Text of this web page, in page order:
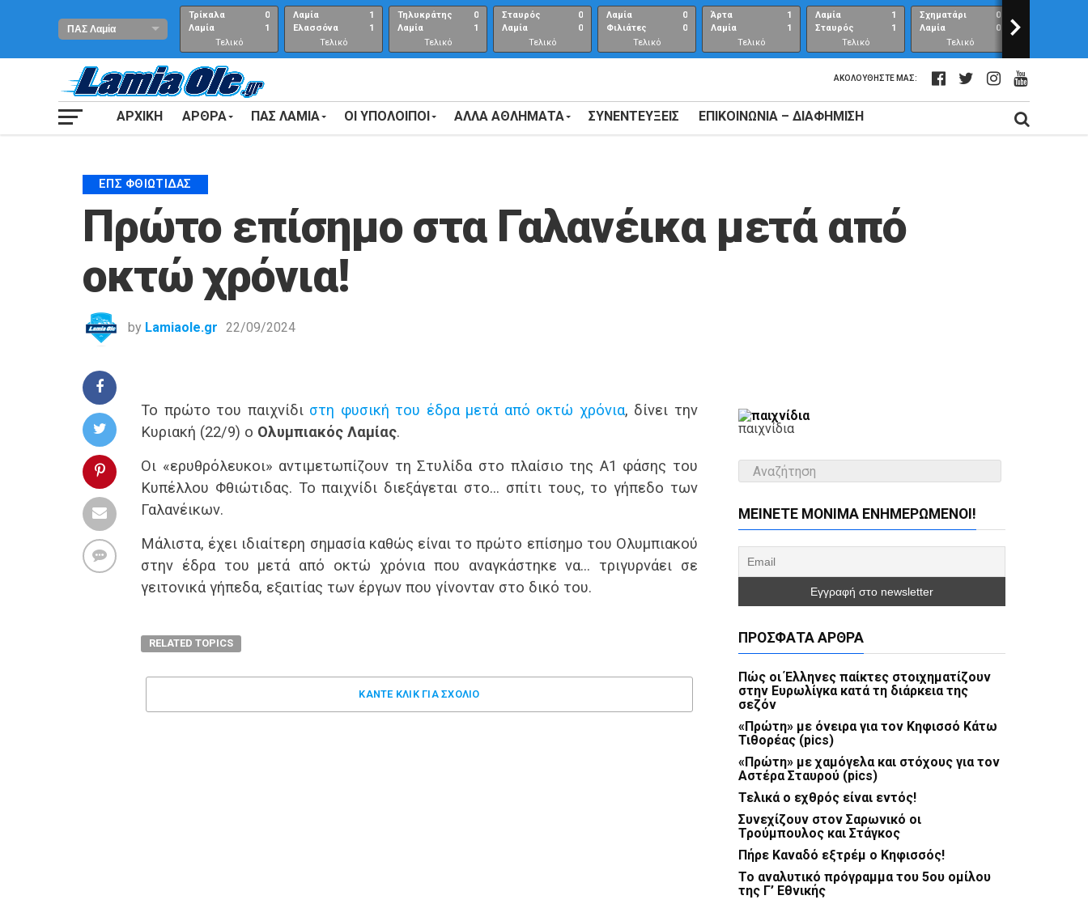
Τρίκαλα
Λαμία
0
1
Τελικό
αποτέλεσμα
Λαμία
Ελασσόνα
1
1
Τελικό
Αποτέλεσμα
Τηλυκράτης
Λαμία
0
1
Τελικό
αποτέλεσμα
Σταυρός
Λαμία
0
0
Τελικό
αποτέλεσμα
Λαμία
Φιλιάτες
0
0
Τελικό
Αποτέλεσμα
Άρτα
Λαμία
1
1
Τελικό
αποτέλεσμα
Λαμία
Σταυρός
1
1
Τελικό
αποτέλεσμα
Σχηματάρι
Λαμία
0
0
Τελικό
αποτέλεσμα
>
ΑΚΟΛΟΥΘΉΣΤΕ ΜΑΣ:
ΑΡΧΙΚΗ ΑΡΘΡΑ ΠΑΣ ΛΑΜΙΑ ΟΙ ΥΠΟΛΟΙΠΟΙ ΑΛΛΑ ΑΘΛΗΜΑΤΑ ΣΥΝΕΝΤΕΎΞΕΙΣ ΕΠΙΚΟΙΝΩΝΊΑ – ΔΙΑΦΉΜΙΣΗ
ΕΠΣ ΦΘΙΏΤΙΔΑΣ
Πρώτο επίσημο στα Γαλανέικα μετά από
οκτώ χρόνια!
by Lamiaole.gr 22/09/2024
Το πρώτο του παιχνίδι στη φυσική του έδρα μετά από οκτώ χρόνια, δίνει την
Κυριακή (22/9) ο Ολυμπιακός Λαμίας.
Οι «ερυθρόλευκοι» αντιμετωπίζουν τη Στυλίδα στο πλαίσιο της Α1 φάσης του
Κυπέλλου Φθιώτιδας. Το παιχνίδι διεξάγεται στο… σπίτι τους, το γήπεδο των
Γαλανέικων.
Μάλιστα, έχει ιδιαίτερη σημασία καθώς είναι το πρώτο επίσημο του Ολυμπιακού
στην έδρα του μετά από οκτώ χρόνια που αναγκάστηκε να… τριγυρνάει σε
γειτονικά γήπεδα, εξαιτίας των έργων που γίνονταν στο δικό του.
RELATED TOPICS
ΚΑΝΤΕ ΚΛΊΚ ΓΙΑ ΣΧΌΛΙΟ
παιχνίδια
ΜΕΊΝΕΤΕ ΜΌΝΙΜΑ ΕΝΗΜΕΡΏΜΕΝΟΙ!
ΠΡΌΣΦΑΤΑ ΆΡΘΡΑ
Πώς οι Έλληνες παίκτες στοιχηματίζουν
στην Ευρωλίγκα κατά τη διάρκεια της
σεζόν
«Πρώτη» με όνειρα για τον Κηφισσό Κάτω
Τιθορέας (pics)
«Πρώτη» με χαμόγελα και στόχους για τον
Αστέρα Σταυρού (pics)
Τελικά ο εχθρός είναι εντός!
Συνεχίζουν στον Σαρωνικό οι
Τρούμπουλος και Στάγκος
Πήρε Καναδό εξτρέμ ο Κηφισσός!
Το αναλυτικό πρόγραμμα του 5ου ομίλου
της Γ’ Εθνικής